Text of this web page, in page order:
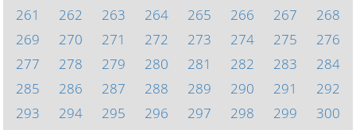
261
262 263 264 265 266 267
268
269
270 271 272 273 274 275
276
277
278 279 280 281 282 283
284
285
286 287 288 289 290 291
292
293
294 295 296 297 298 299
300